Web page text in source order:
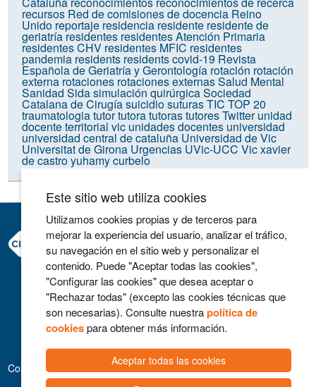
recursos Red de comisiones de docencia Reino
Unido reportaje residencia residente residente de
geriatríaresidentes residentes Atención Primaria
residentes CHV residentes MFIC residentes
pandemia residents residents covid-19 Revista
Española de Geriatría y Gerontología rotación rotación
externa rotaciones rotaciones externasSalud Mental
Sanidad Sidasimulación quirúrgicaSociedad
Catalana de CirugíasuicidiosuturasTIC TOP 20
traumatologiatutortutoratutorastutoresTwitter unidad
docente territorial vic unidades docentes universidad
universidad central de cataluña Universidad de Vic
Universitat de Girona Urgencias UVic-UCC Vicxavier
de castroyuhamy curbelo
Consorci Hospitalari de Vic
Carrer Francesc Pla 'El Vigatà', 1
08500 Vic
Telefono 93 702 77 16
Contacto
Aviso legal
Colaboradores
Este sitio web utiliza cookies
Utilizamos cookies propias y de terceros para
mejorar la experiencia del usuario, analizar el tráfico,
su navegación en el sitio web y personalizar el
contenido. Puede "Aceptar todas las cookies",
"Configurar las cookies" que desea aceptar o
"Rechazar todas" (excepto las cookies técnicas que
son necesarias). Consulte nuestrapolítica de
cookiespara obtener más información.
Aceptar todas las cookies